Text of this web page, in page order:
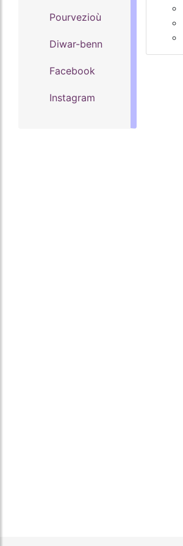
Pourvezioù
Diwar-benn
Facebook
Instagram